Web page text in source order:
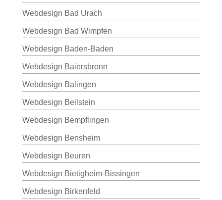
Webdesign Bad Urach
Webdesign Bad Wimpfen
Webdesign Baden-Baden
Webdesign Baiersbronn
Webdesign Balingen
Webdesign Beilstein
Webdesign Bempflingen
Webdesign Bensheim
Webdesign Beuren
Webdesign Bietigheim-Bissingen
Webdesign Birkenfeld